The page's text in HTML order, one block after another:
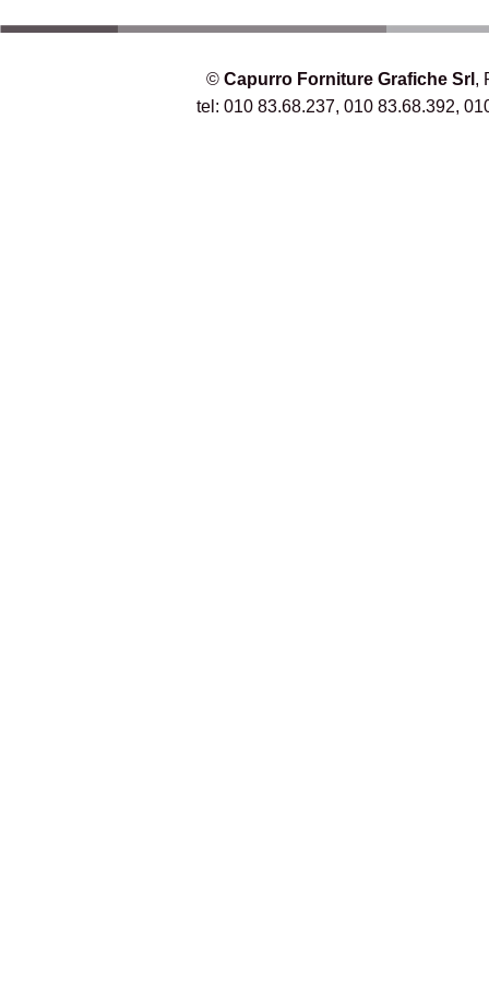
© Capurro Forniture Grafiche Srl ,
tel: 010 83.68.237, 010 83.68.392,